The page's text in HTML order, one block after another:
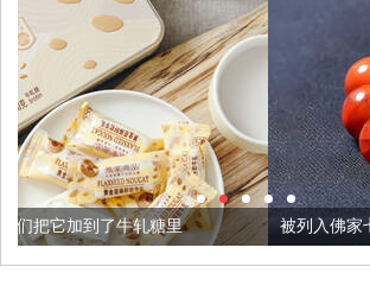
里 被列入佛家七宝的它到底有多美